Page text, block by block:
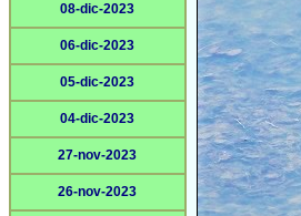
08-dic-2023
06-dic-2023
05-dic-2023
04-dic-2023
27-nov-2023
26-nov-2023